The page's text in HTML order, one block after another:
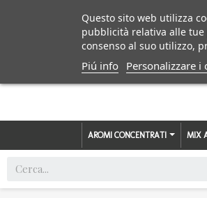
AROMI CONCENTRATI MIX
Questo sito web utilizza
pubblicità relativa alle
consenso al suo utilizzo,
Piú info Personalizzare i